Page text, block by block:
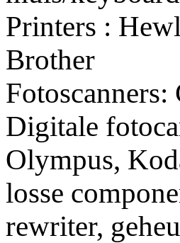
Printers :
Brother
Digitale
Olympus,
losse
rewriter,